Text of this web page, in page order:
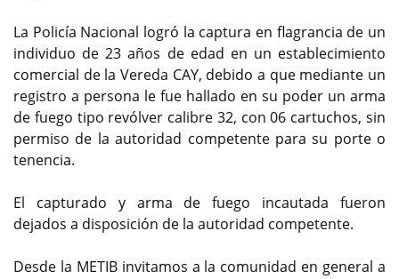
La Policía Nacional logró la captura en flagrancia de un
individuo de 23 años de edad en un establecimiento
comercial de la Vereda CAY, debido a que mediante un
registro a persona le fue hallado en su poder un arma
de fuego tipo revólver calibre 32, con 06 cartuchos, sin
permiso de la autoridad competente para su porte o
tenencia.
El capturado y arma de fuego incautada fueron
dejados a disposición de la autoridad competente.
Desde la METIB invitamos a la comunidad en general a